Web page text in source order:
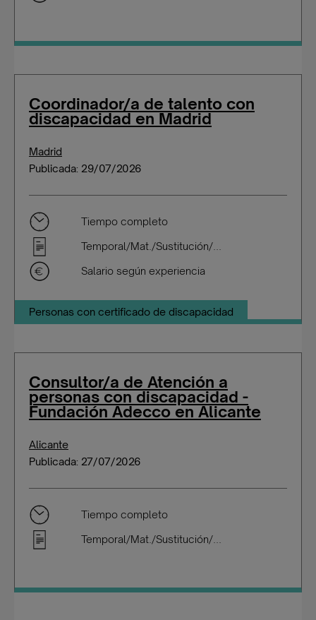
Coordinador/a de talento con
discapacidad en Madrid
Madrid
Publicada: 29/07/2026
Tiempo completo
Temporal/Mat./Sustitución/...
Salario según experiencia
Personas con certificado de discapacidad
Consultor/a de Atención a
personas con discapacidad -
Fundación Adecco en Alicante
Alicante
Publicada: 27/07/2026
Tiempo completo
Temporal/Mat./Sustitución/...